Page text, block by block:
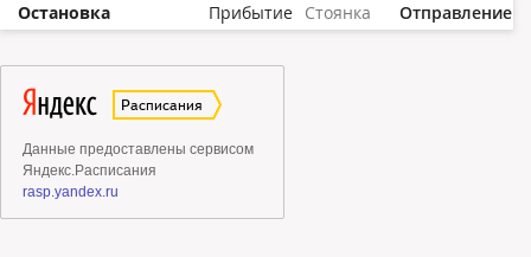
Остановка Прибытие Стоянка Отправление